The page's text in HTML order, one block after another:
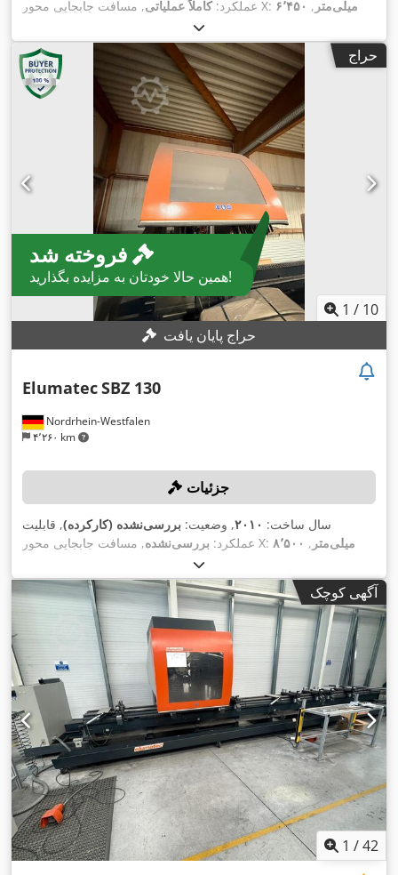
عملکرد:کاملاً عملیاتی , مسافت جابجایی محور X: ۶٬۴۵۰ میلی‌متر ,
میلی‌متر, حداکثر سرعت چرخش:۶٬۰۰۰ دور/دقیقه , قطر ابزار:۸۰
میلی‌متر
حراج
همین حالا خودتان به مزایده بگذارید!
1 / 10
حراج پایان یافت
Nordrhein-Westfalen
۴٬۲۶۰ km
ElumatecSBZ 130
جزئیات
سال ساخت: ۲۰۱۰, وضعیت: بررسی‌نشده (کارکرده), قابلیت
عملکرد: بررسی‌نشده , مسافت جابجایی محور X: ۸٬۵۰۰ میلی‌متر ,
میلی‌متر, حداکثر سرعت چرخش:۱۵٬۰۰۰ دور/دقیقه ,
آگهی کوچک
1 /42